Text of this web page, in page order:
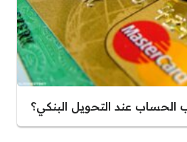
عند التحويل البنكي؟